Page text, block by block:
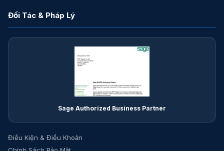
Đối Tác & Pháp Lý
Sage Authorized Business Partner
Điều Kiện & Điều Khoản